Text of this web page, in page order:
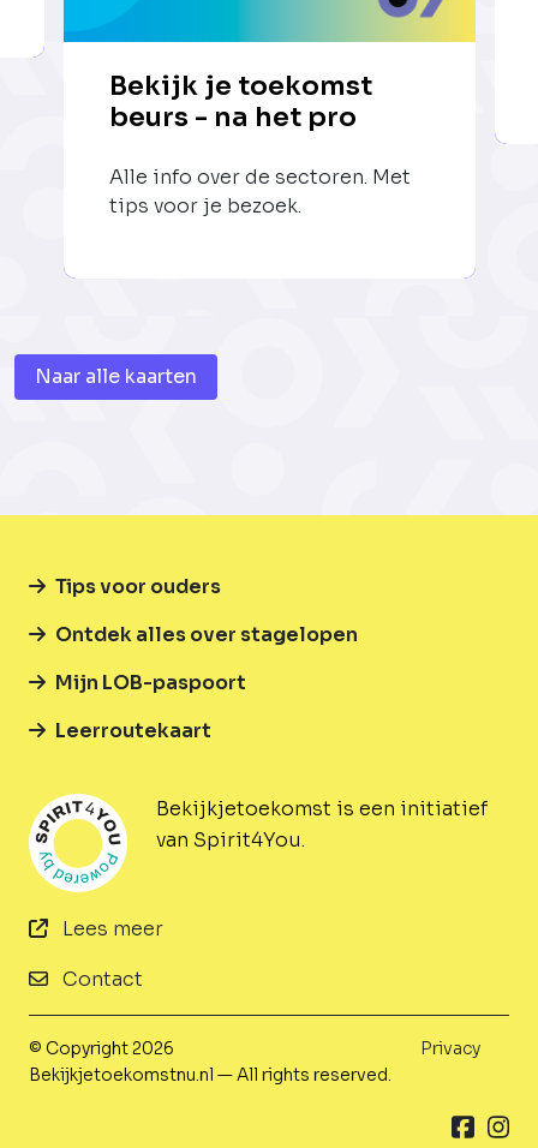
Bekijk je toekomst
beurs - na het pro
Alle info over de sectoren. Met
tips voor je bezoek.
Naar alle kaarten
Bekijkjetoekomst is een initiatief
van Spirit4You.
Lees meer
Contact
Tips voor ouders
Ontdek alles over stagelopen
Mijn LOB-paspoort
Leerroutekaart
© Copyright 2026
Bekijkjetoekomstnu.nl — All rights reserved.
Privacy